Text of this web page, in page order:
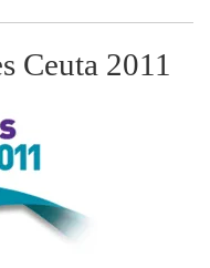
Ceuta 2011